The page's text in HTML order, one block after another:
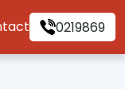
0219869